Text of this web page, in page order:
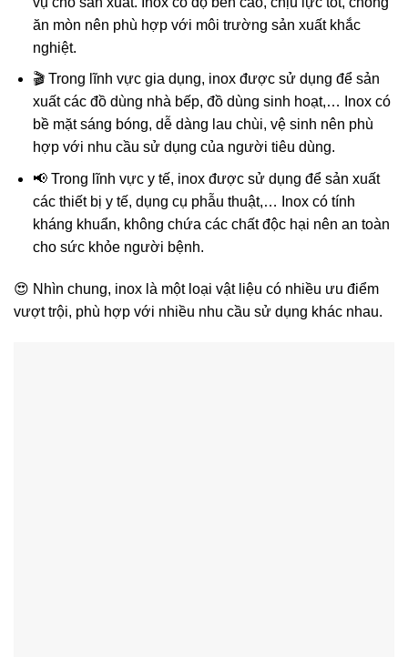
ăn mòn nên phù hợp với môi trường sản xuất khắc
nghiệt.
🎬 Trong lĩnh vực gia dụng, inox được sử dụng để sản
xuất các đồ dùng nhà bếp, đồ dùng sinh hoạt,… Inox có
bề mặt sáng bóng, dễ dàng lau chùi, vệ sinh nên phù
hợp với nhu cầu sử dụng của người tiêu dùng.
📢 Trong lĩnh vực y tế, inox được sử dụng để sản xuất
các thiết bị y tế, dụng cụ phẫu thuật,… Inox có tính
kháng khuẩn, không chứa các chất độc hại nên an toàn
cho sức khỏe người bệnh.
😍 Nhìn chung, inox là một loại vật liệu có nhiều ưu điểm
vượt trội, phù hợp với nhiều nhu cầu sử dụng khác nhau.